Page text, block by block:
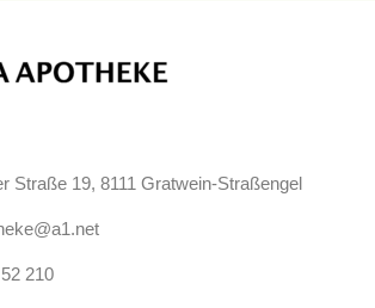
Straße 19, 8111 Gratwein-Straßengel
210